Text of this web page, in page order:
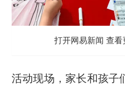
打开网易新闻 查看
活动现场，家长和孩子